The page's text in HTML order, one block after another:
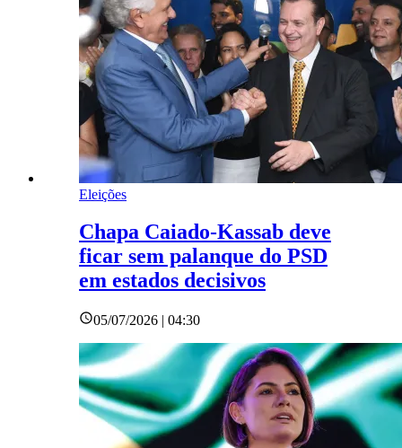
Eleições
Chapa Caiado-Kassab deve
ficar sem palanque do PSD
em estados decisivos
05/07/2026 | 04:30